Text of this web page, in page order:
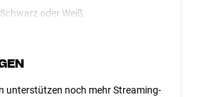
oder Weiß
unterstützen noch mehr Streaming-